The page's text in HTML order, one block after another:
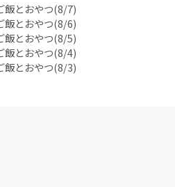
飯とおやつ(8/7)
飯とおやつ(8/6)
飯とおやつ(8/5)
飯とおやつ(8/4)
飯とおやつ(8/3)